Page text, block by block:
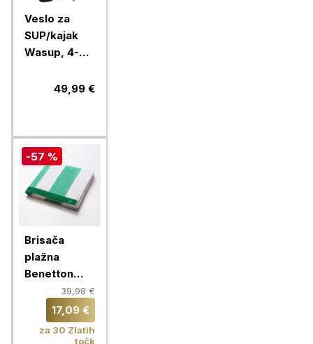
Veslo za
SUP/kajak
Wasup, 4-
dodatno
sede
49,99 €
-57 %
Brisača
plažna
Benetton
90x160 cm,
zeleno-bela,
BE-0201-KZ
39,98 €
17,09 €
za 30 Zlatih
točk